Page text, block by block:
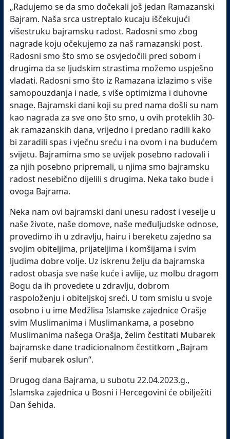
„Radujemo se da smo dočekali još jedan Ramazanski
Bajram. Naša srca ustreptalo kucaju iščekujući
višestruku bajramsku radost. Radosni smo zbog
nagrade koju očekujemo za naš ramazanski post.
Radosni smo što smo se osvjedočili pred sobom i
drugima da se ljudskim strastima možemo uspješno
vladati. Radosni smo što iz Ramazana izlazimo s više
samopouzdanja i nade, s više optimizma i duhovne
snage. Bajramski dani koji su pred nama došli su nam
kao nagrada za sve ono što smo, u ovih proteklih 30-
ak ramazanskih dana, vrijedno i predano radili kako
bi zaradili spas i vječnu sreću i na ovom i na budućem
svijetu. Bajramima smo se uvijek posebno radovali i
za njih posebno pripremali, u njima smo bajramsku
radost nesebično dijelili s drugima. Neka tako bude i
ovoga Bajrama.
Neka nam ovi bajramski dani unesu radost i veselje u
naše živote, naše domove, naše međuljudske odnose,
provedimo ih u zdravlju, hairu i bereketu zajedno sa
svojim obiteljima, prijateljima i komšijama i svim
ljudima dobre volje. Uz iskrenu želju da bajramska
radost obasja sve naše kuće i avlije, uz molbu dragom
Bogu da ih provedete u zdravlju, dobrom
raspoloženju i obiteljskoj sreći. U tom smislu u svoje
osobno i u ime Medžlisa Islamske zajednice Orašje
svim Muslimanima i Muslimankama, a posebno
Muslimanima našega Orašja, želim čestitati Mubarek
bajramske dane tradicionalnom čestitkom „Bajram
šerif mubarek oslun“.
Drugog dana Bajrama, u subotu 22.04.2023.g.,
Islamska zajednica u Bosni i Hercegovini će obilježiti
Dan šehida.